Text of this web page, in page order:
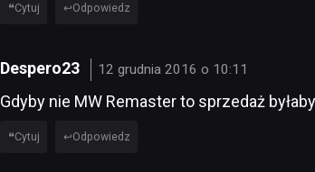
Cytuj Odpowiedz
Despero23 12 grudnia 2016 o 10:11
Gdyby nie MW Remaster to sprzedaż
Cytuj Odpowiedz